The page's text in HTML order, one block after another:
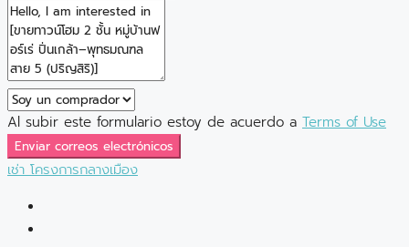
Al subir este formulario estoy de acuerdo a Terms of Use
Enviar correos electrónicos
เช่า โครงการกลางเมือง